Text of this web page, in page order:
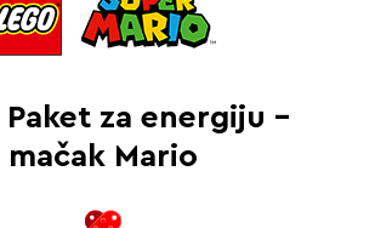
Paket za energiju –
mačak Mario